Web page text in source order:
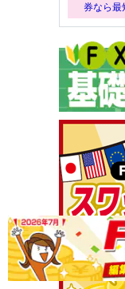
券なら最